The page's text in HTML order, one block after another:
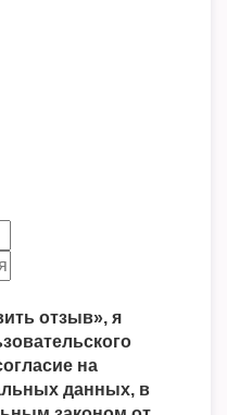
отзыв», я
на
данных, в